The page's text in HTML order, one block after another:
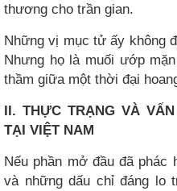
thương cho trần gian.
Những vị mục tử ấy không
Nhưng họ là muối ướp
thầm giữa một thời đại
II. THỰC TRẠNG VÀ
TẠI VIỆT NAM
Nếu phần mở đầu đã phác
và những dấu chỉ đáng lo